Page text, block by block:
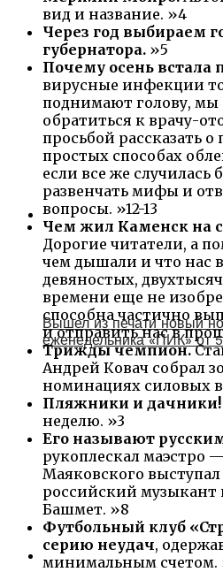
вид и название. »4
Через год выбираем
губернатора. »5
Почему осень встала
вирусные инфекции
поднимают голову,
обратиться к врачу-
просьбой рассказать
простых способах
если все же случилась
развенчать мифы и
вопросы. »12-13
Чем жил Каменск на
Дорогие читатели, а
чем дышали и что нас
девяностых,
времени еще не
способна частично
и отправить нас в
Трижды чемпион.
Андрей Ковач собрал
номинациях силовых
Пляжники и дачники!
неделю. »3
Его называют
рукоплескал маэстро
Маяковского
российский
Башмет. »8
Футбольный клуб
серию неудач,
минимальным счетом.
Вышел из печати новый
еженедельника «ПИК» от